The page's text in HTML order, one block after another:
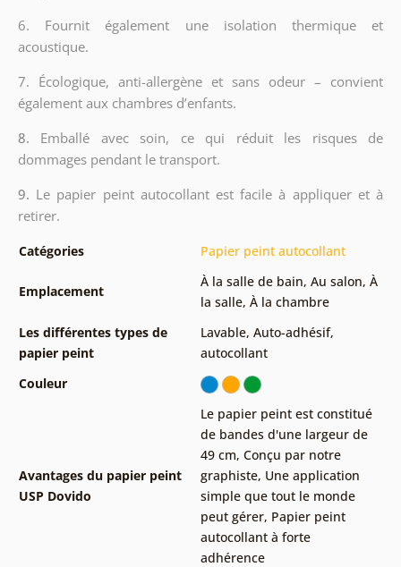
6. Fournit également une isolation thermique et
acoustique.
7. Écologique, anti-allergène et sans odeur – convient
également aux chambres d’enfants.
8. Emballé avec soin, ce qui réduit les risques de
dommages pendant le transport.
9. Le papier peint autocollant est facile à appliquer et à
retirer.
Catégories Papier peint autocollant
Emplacement
À la salle de bain, Au salon, À
la salle, À la chambre
Les différentes types de
papier peint
Lavable, Auto-adhésif,
autocollant
Couleur
Avantages du papier peint
USP Dovido
Le papier peint est constitué
de bandes d'une largeur de
49 cm, Conçu par notre
graphiste, Une application
simple que tout le monde
peut gérer, Papier peint
autocollant à forte
adhérence